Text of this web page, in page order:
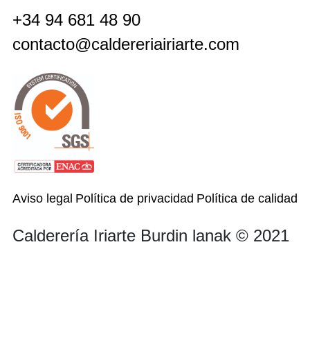
+34 94 681 48 90
contacto@caldereriairiarte.com
Calderería Iriarte Burdin lanak © 2021
Aviso legal Política de privacidad Política de calidad